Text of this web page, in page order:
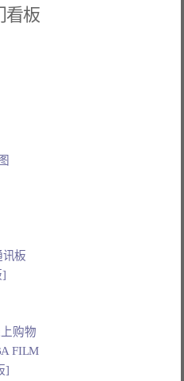
看板
讯板
]
购物
FILM
]